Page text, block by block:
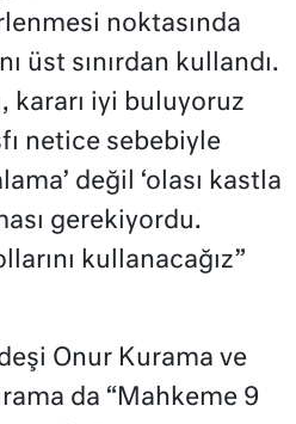
noktasında
üst sınırdan kullandı.
kararı iyi buluyoruz
netice sebebiyle
değil ‘olası kastla
gerekiyordu.
kullanacağız”
Onur Kurama ve
da “Mahkeme 9